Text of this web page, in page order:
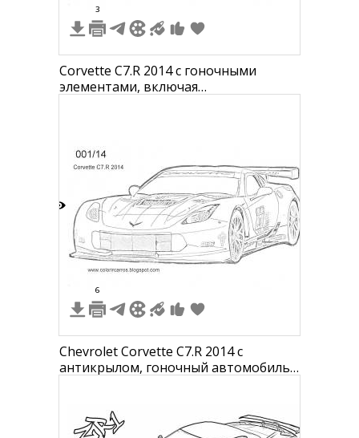
3
Corvette C7.R 2014 с гоночными
элементами, включая
6
Chevrolet Corvette C7.R 2014 с
антикрылом, гоночный автомобиль,